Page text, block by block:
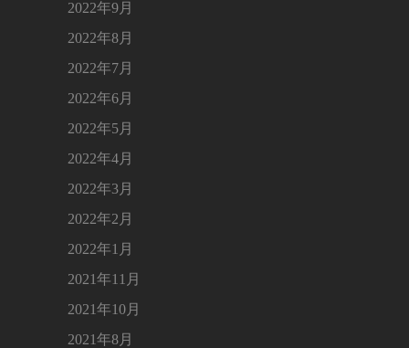
2022年9月
2022年8月
2022年7月
2022年6月
2022年5月
2022年4月
2022年3月
2022年2月
2022年1月
2021年11月
2021年10月
2021年8月